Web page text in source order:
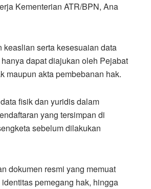
Kementerian ATR/BPN, Ana
serta kesesuaian data
dapat diajukan oleh Pejabat
maupun akta pembebanan hak.
fisik dan yuridis dalam
yang tersimpan di
sebelum dilakukan
dokumen resmi yang memuat
pemegang hak, hingga